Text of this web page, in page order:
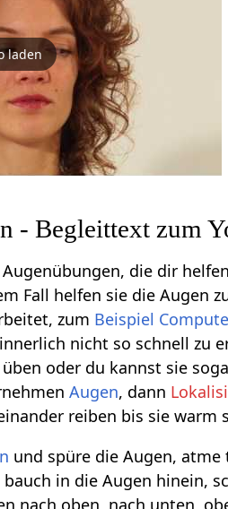
laden
- Begleittext zum
Augenübungen, die dir
Fall helfen sie die Augen
zum Beispiel
nicht so schnell zu
oder du kannst sie
Augen, dann
reiben bis sie
und spüre die Augen,
in die Augen hinein,
nach oben, nach unten,